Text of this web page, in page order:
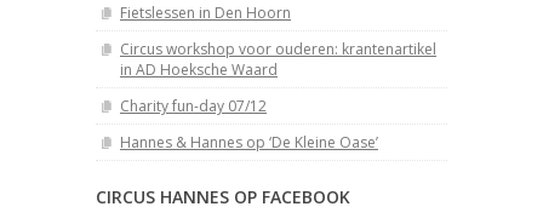
Fietslessen in Den Hoorn
Circus workshop voor ouderen: krantenartikel
in AD Hoeksche Waard
Charity fun-day 07/12
Hannes & Hannes op ‘De Kleine Oase’
CIRCUS HANNES OP FACEBOOK